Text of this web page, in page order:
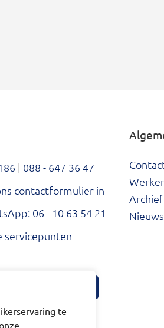
te
| 088 - 647 36 47
contactformulier in
06 - 10 63 54 21
servicepunten
Archief